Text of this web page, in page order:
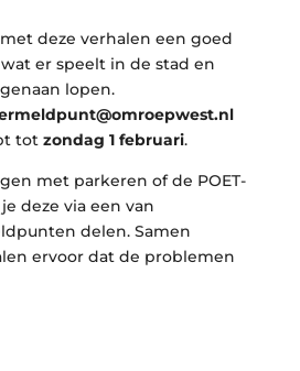
deze verhalen een goed
er speelt in de stad en
lopen.
tot zondag 1 februari.
met parkeren of de POET-
deze via een van
delen. Samen
ervoor dat de problemen